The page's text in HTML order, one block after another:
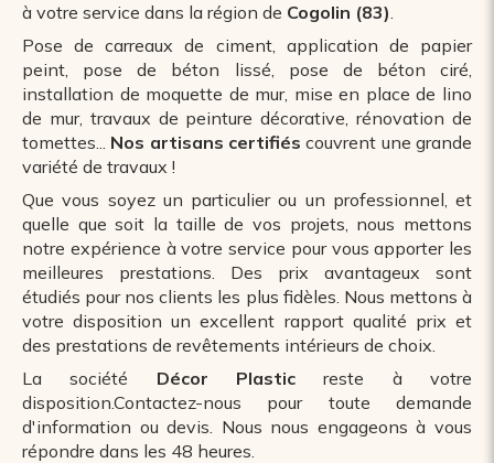
à votre service dans la région de Cogolin (83).
Pose de carreaux de ciment, application de papier
peint, pose de béton lissé, pose de béton ciré,
installation de moquette de mur, mise en place de lino
de mur, travaux de peinture décorative, rénovation de
tomettes... Nos artisans certifiés couvrent une grande
variété de travaux !
Que vous soyez un particulier ou un professionnel, et
quelle que soit la taille de vos projets, nous mettons
notre expérience à votre service pour vous apporter les
meilleures prestations. Des prix avantageux sont
étudiés pour nos clients les plus fidèles. Nous mettons à
votre disposition un excellent rapport qualité prix et
des prestations de revêtements intérieurs de choix.
La société Décor Plastic reste à votre
disposition.Contactez-nous pour toute demande
d'information ou devis. Nous nous engageons à vous
répondre dans les 48 heures.